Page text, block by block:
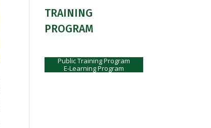
TRAINING
PROGRAM
Public Training Program
E-Learning Program